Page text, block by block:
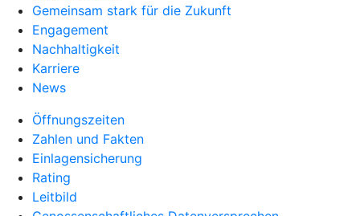
Gemeinsam stark für die Zukunft
Engagement
Nachhaltigkeit
Karriere
News
Öffnungszeiten
Zahlen und Fakten
Einlagensicherung
Rating
Leitbild